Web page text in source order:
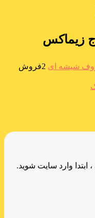
شیشه ای 2فروش
وارد سایت شوید.